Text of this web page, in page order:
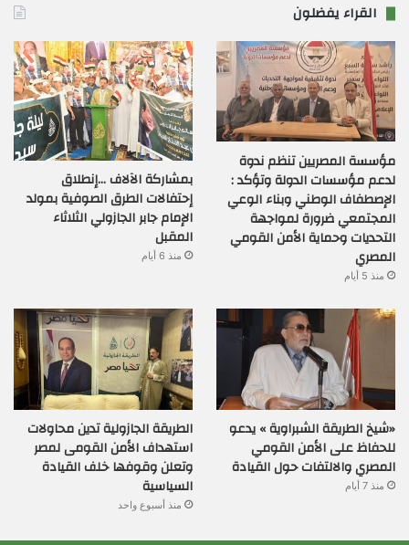
القراء يفضلون
مؤسسة المصريين تنظم ندوة
لدعم مؤسسات الدولة وتؤكد :
الإصطفاف الوطني وبناء الوعي
المجتمعي ضرورة لمواجهة
التحديات وحماية الأمن القومي
المصري
منذ 5 أيام
بمشاركة الآلاف …إنطلاق
إحتفالات الطرق الصوفية بمولد
الإمام جابر الجازولي الثلاثاء
المقبل
منذ 6 أيام
«شيخ الطريقة الشبراوية » يدعو
للحفاظ على الأمن القومي
المصري والالتفات حول القيادة
منذ 7 أيام
الطريقة الجازولية تدين محاولات
استهداف الأمن القومى لمصر
وتعلن وقوفها خلف القيادة
السياسية
منذ أسبوع واحد